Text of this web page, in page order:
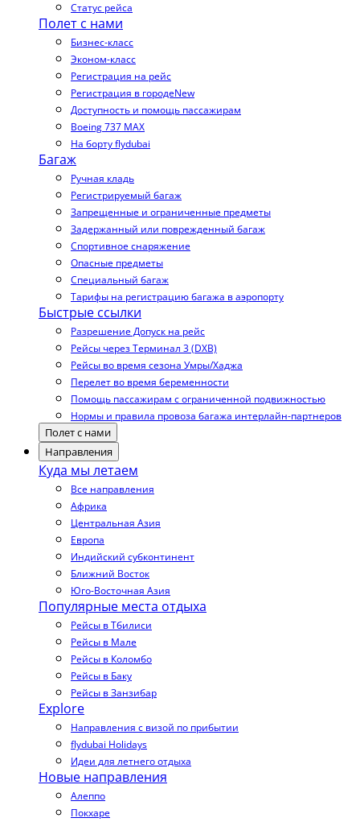
Статус рейса
Полет с нами
Бизнес-класс
Эконом-класс
Регистрация на рейс
Регистрация в городеNew
Доступность и помощь пассажирам
Boeing 737 MAX
На борту flydubai
Багаж
Ручная кладь
Регистрируемый багаж
Запрещенные и ограниченные предметы
Задержанный или поврежденный багаж
Спортивное снаряжение
Опасные предметы
Специальный багаж
Тарифы на регистрацию багажа в аэропорту
Быстрые ссылки
Разрешение Допуск на рейс
Рейсы через Терминал 3 (DXB)
Рейсы во время сезона Умры/Хаджа
Перелет во время беременности
Помощь пассажирам с ограниченной подвижностью
Нормы и правила провоза багажа интерлайн-партнеров
Полет с нами
Направления
Куда мы летаем
Все направления
Африка
Центральная Азия
Европа
Индийский субконтинент
Ближний Восток
Юго-Восточная Азия
Популярные места отдыха
Рейсы в Тбилиси
Рейсы в Мале
Рейсы в Коломбо
Рейсы в Баку
Рейсы в Занзибар
Explore
Направления с визой по прибытии
flydubai Holidays
Идеи для летнего отдыха
Новые направления
Алеппо
Покхаре